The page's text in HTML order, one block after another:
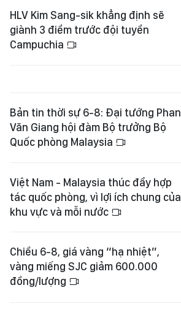
HLV Kim Sang-sik khẳng định sẽ
giành 3 điểm trước đội tuyển
Campuchia
Bản tin thời sự 6-8: Đại tướng Phan
Văn Giang hội đàm Bộ trưởng Bộ
Quốc phòng Malaysia
Việt Nam - Malaysia thúc đẩy hợp
tác quốc phòng, vì lợi ích chung của
khu vực và mỗi nước
Chiều 6-8, giá vàng “hạ nhiệt”,
vàng miếng SJC giảm 600.000
đồng/lượng